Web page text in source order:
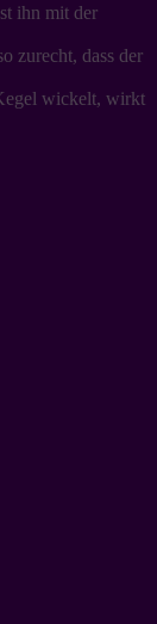
ihn mit der
zurecht, dass der
wickelt, wirkt